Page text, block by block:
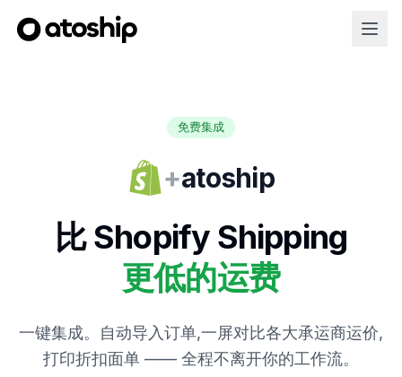
免费集成
+atoship
比 Shopify Shipping
更低的运费
一键集成。自动导入订单,一屏对比各大承运商运价,
打印折扣面单 —— 全程不离开你的工作流。